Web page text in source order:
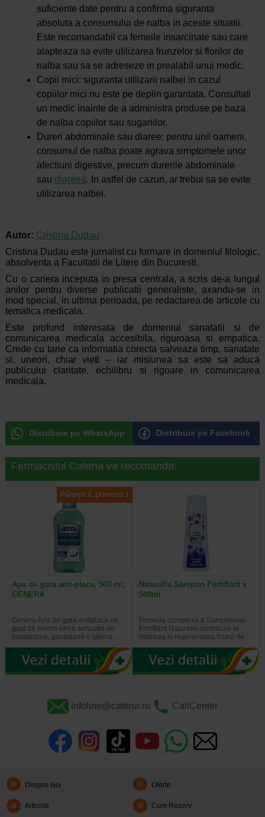
suficiente date pentru a confirma siguranta
absoluta a consumului de nalba in aceste situatii.
Este recomandabil ca femeile insarcinate sau care
alapteaza sa evite utilizarea frunzelor si florilor de
nalba sau sa se adreseze in prealabil unui medic.
Copii mici: siguranta utilizarii nalbei in cazul
copiilor mici nu este pe deplin garantata. Consultati
un medic inainte de a administra produse pe baza
de nalba copiilor sau sugariilor.
Dureri abdominale sau diaree: pentru unii oameni,
consumul de nalba poate agrava simptomele unor
afectiuni digestive, precum durerile abdominale
sau diareea. In astfel de cazuri, ar trebui sa se evite
utilizarea nalbei.
Autor: Cristina Dudau
Cristina Dudau este jurnalist cu formare in domeniul filologic,
absolventa a Facultatii de Litere din Bucuresti.
Cu o cariera inceputa in presa centrala, a scris de-a lungul
anilor pentru diverse publicatii generaliste, axandu-se in
mod special, in ultima perioada, pe redactarea de articole cu
tematica medicala.
Este profund interesata de domeniul sanatatii si de
comunicarea medicala accesibila, riguroasa si empatica.
Crede cu tarie ca informatia corecta salveaza timp, sanatate
si, uneori, chiar vieti – iar misiunea sa este sa aduca
publicului claritate, echilibru si rigoare in comunicarea
medicala.
Distribuie pe WhatsApp Distribuie pe Facebook
Farmacistul Catena va recomanda:
Plătești 2, primești 3
Apa de gura anti-placa, 500 ml,
GENERA
Genera Apa de gura antiplaca cu
gust de menta ofera senzatie de
prospetime, garantand o igiena…
Naturalis Sampon Fortifiant x
500ml
Formula complexa a Samponului
Fortifiant Naturalis contribuie la
intarirea si regenerarea firului de…
infoline@catena.ro CallCenter
Despre Noi Oferte
Articole Cum Rezerv